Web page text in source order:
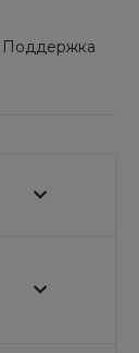
Поддержка